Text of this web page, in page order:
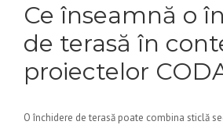
Ce înseamnă o
de terasă în
proiectelor
O închidere de terasă poate combina sticlă